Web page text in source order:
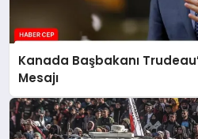
Kanada Başbakanı
Mesajı